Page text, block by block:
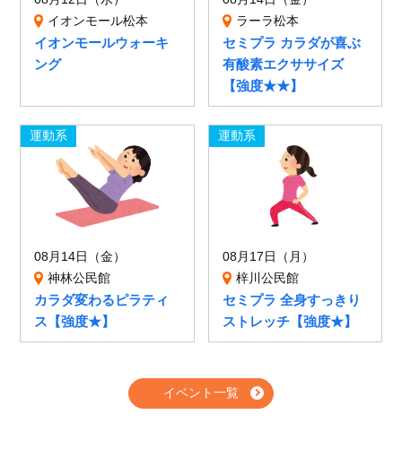
イオンモール松本
イオンモールウォーキ
ング
ラーラ松本
セミプラ カラダが喜ぶ
有酸素エクササイズ
【強度★★】
運動系
08月14日（金）
神林公民館
カラダ変わるピラティ
ス【強度★】
運動系
08月17日（月）
梓川公民館
セミプラ 全身すっきり
ストレッチ【強度★】
イベント一覧